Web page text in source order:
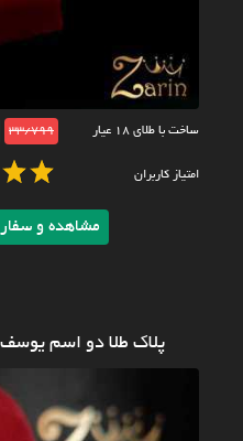
ساخت با طلای ۱۸ عیار 33/799
امتیاز کاربران
مشاهده و
پلاک طلا دو اسم